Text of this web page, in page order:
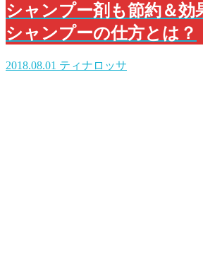
シャンプー剤も節約＆効
シャンプーの仕方とは？
2018.08.01 ティナロッサ